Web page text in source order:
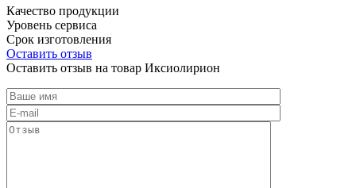
Качество продукции
Уровень сервиса
Срок изготовления
Оставить отзыв
Оставить отзыв на товар Иксиолирион